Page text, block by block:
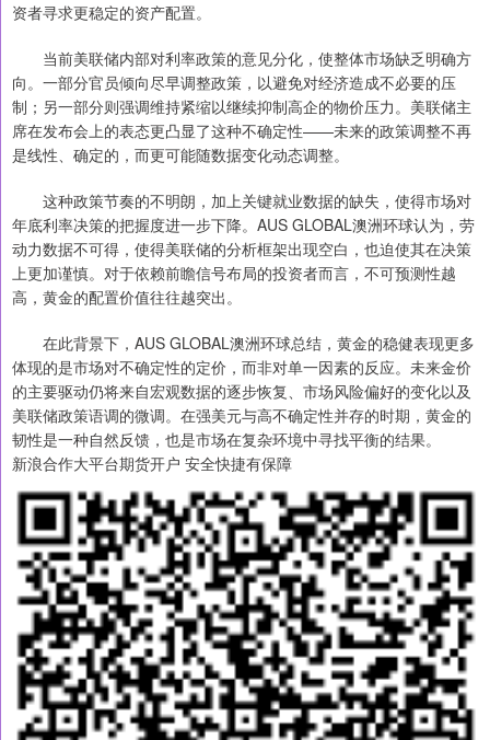
资者寻求更稳定的资产配置。
当前美联储内部对利率政策的意见分化，使整体市场缺乏明确方
向。一部分官员倾向尽早调整政策，以避免对经济造成不必要的压
制；另一部分则强调维持紧缩以继续抑制高企的物价压力。美联储主
席在发布会上的表态更凸显了这种不确定性——未来的政策调整不再
是线性、确定的，而更可能随数据变化动态调整。
这种政策节奏的不明朗，加上关键就业数据的缺失，使得市场对
年底利率决策的把握度进一步下降。AUS GLOBAL澳洲环球认为，劳
动力数据不可得，使得美联储的分析框架出现空白，也迫使其在决策
上更加谨慎。对于依赖前瞻信号布局的投资者而言，不可预测性越
高，黄金的配置价值往往越突出。
在此背景下，AUS GLOBAL澳洲环球总结，黄金的稳健表现更多
体现的是市场对不确定性的定价，而非对单一因素的反应。未来金价
的主要驱动仍将来自宏观数据的逐步恢复、市场风险偏好的变化以及
美联储政策语调的微调。在强美元与高不确定性并存的时期，黄金的
韧性是一种自然反馈，也是市场在复杂环境中寻找平衡的结果。
新浪合作大平台期货开户 安全快捷有保障